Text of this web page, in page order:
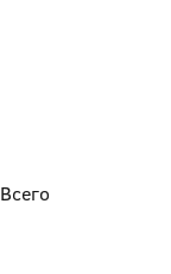
Всего